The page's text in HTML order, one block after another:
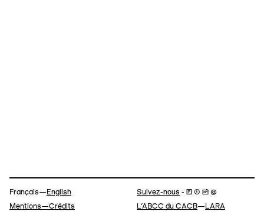
Navigation
Français— English Suivez-nous - 🄵 ⓣ 📷 @
Mentions—Crédits L’ABCC du CACB— LARA